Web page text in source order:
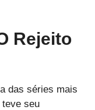
Rejeito
das séries mais
seu